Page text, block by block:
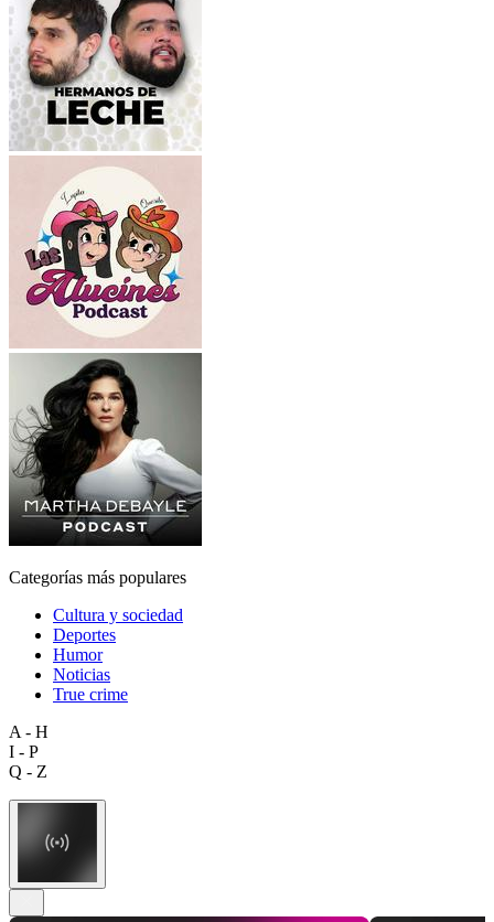
Categorías más populares
Cultura y sociedad
Deportes
Humor
Noticias
True crime
A - H
I - P
Q - Z